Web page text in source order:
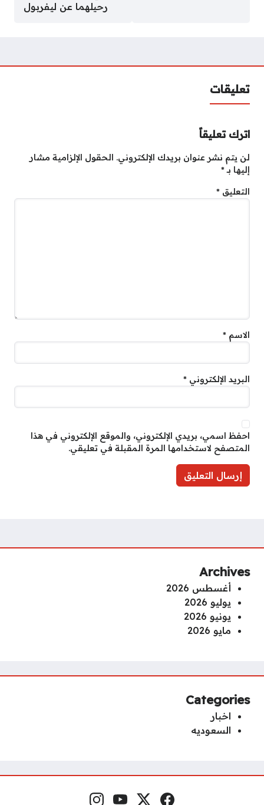
رحيلهما عن ليفربول
تعليقات
اترك تعليقاً
لن يتم نشر عنوان بريدك الإلكتروني.
الحقول الإلزامية مشار
إليها بـ*
التعليق *
الاسم *
البريد الإلكتروني *
احفظ اسمي، بريدي الإلكتروني، والموقع الإلكتروني في هذا
المتصفح لاستخدامها المرة المقبلة في تعليقي.
Archives
أغسطس 2026
يوليو 2026
يونيو 2026
مايو 2026
Categories
اخبار
السعوديه